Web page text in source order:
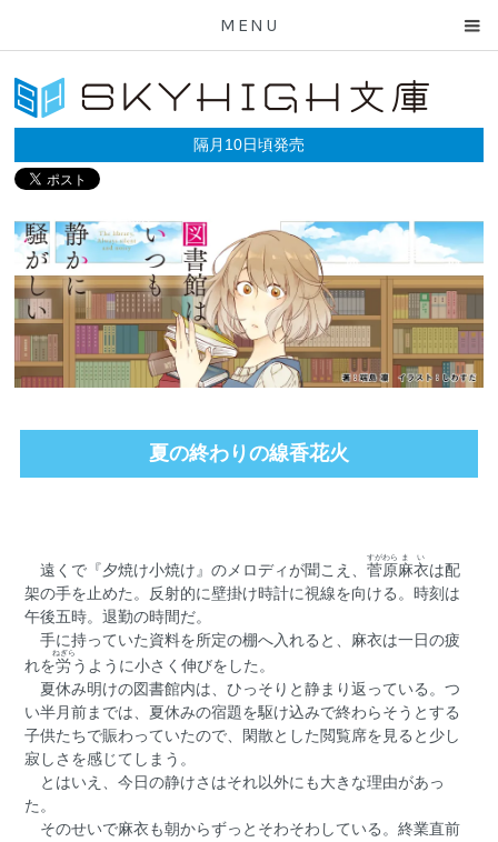
MENU
隔月10日頃発売
夏の終わりの線香花火
遠くで『夕焼け小焼け』のメロディが聞こえ、 菅原
すがわら
麻衣
まい
は配
架の手を止めた。反射的に壁掛け時計に視線を向ける。時刻は
午後五時。退勤の時間だ。
手に持っていた資料を所定の棚へ入れると、麻衣は一日の疲
れを労
ねぎら
うように小さく伸びをした。
夏休み明けの図書館内は、ひっそりと静まり返っている。つ
い半月前までは、夏休みの宿題を駆け込みで終わらそうとする
子供たちで賑わっていたので、閑散とした閲覧席を見ると少し
寂しさを感じてしまう。
とはいえ、今日の静けさはそれ以外にも大きな理由があっ
た。
そのせいで麻衣も朝からずっとそわそわしている。終業直前